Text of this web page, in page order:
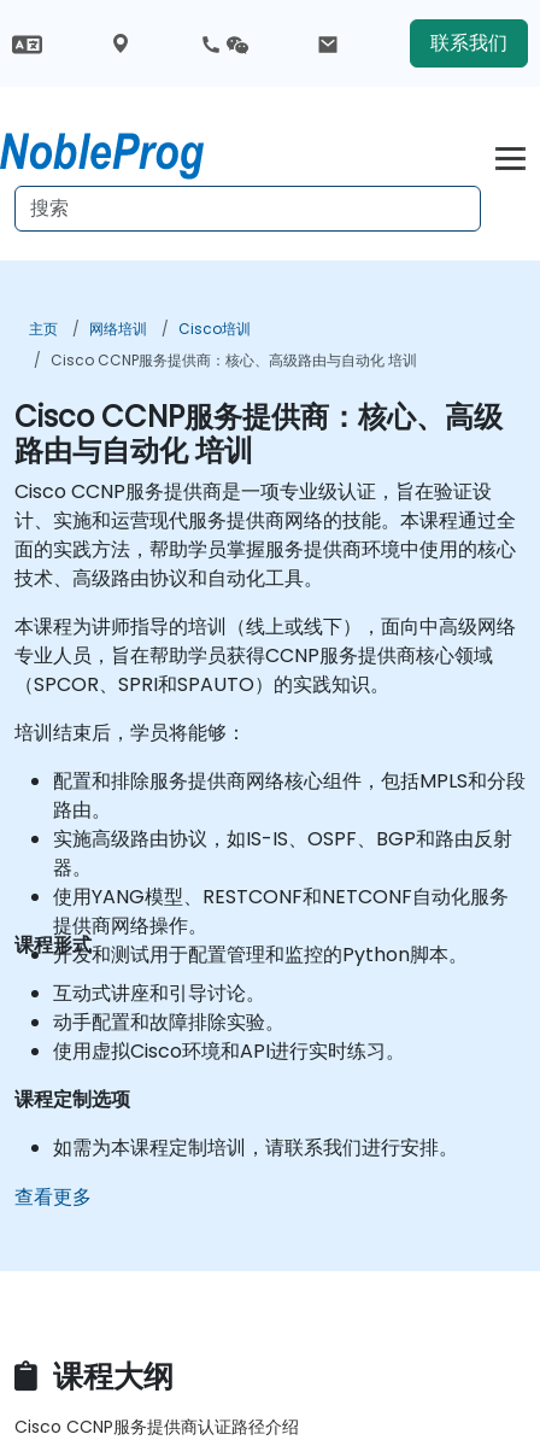
联系我们
主页 网络培训
Cisco培训
Cisco CCNP服务提供商：核心、高级路由与自动化 培训
Cisco CCNP服务提供商：核心、高级
路由与自动化 培训
Cisco CCNP服务提供商是一项专业级认证，旨在验证设
计、实施和运营现代服务提供商网络的技能。本课程通过全
面的实践方法，帮助学员掌握服务提供商环境中使用的核心
技术、高级路由协议和自动化工具。
本课程为讲师指导的培训（线上或线下），面向中高级网络
专业人员，旨在帮助学员获得CCNP服务提供商核心领域
（SPCOR、SPRI和SPAUTO）的实践知识。
培训结束后，学员将能够：
配置和排除服务提供商网络核心组件，包括MPLS和分段
路由。
实施高级路由协议，如IS-IS、OSPF、BGP和路由反射
器。
使用YANG模型、RESTCONF和NETCONF自动化服务
提供商网络操作。
开发和测试用于配置管理和监控的Python脚本。
课程形式
互动式讲座和引导讨论。
动手配置和故障排除实验。
使用虚拟Cisco环境和API进行实时练习。
课程定制选项
如需为本课程定制培训，请联系我们进行安排。
查看更多
课程大纲
Cisco CCNP服务提供商认证路径介绍